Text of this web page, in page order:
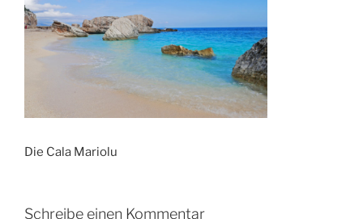
Die Cala Mariolu
Schreibe einen Kommentar